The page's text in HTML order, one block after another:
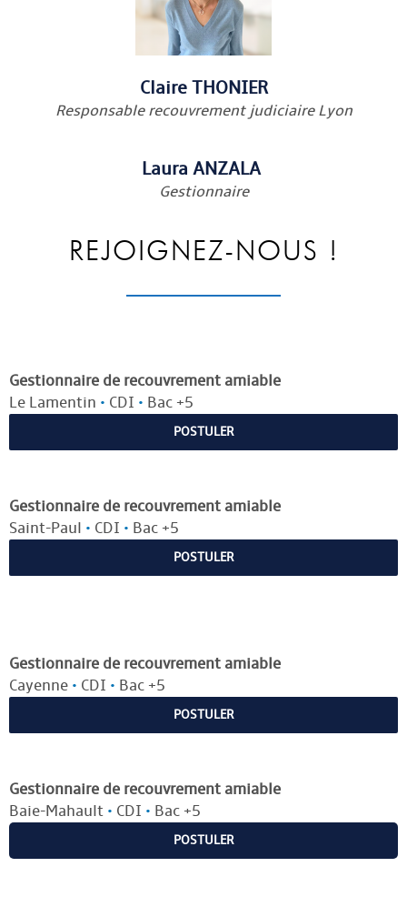
Claire THONIER
Responsable recouvrement judiciaire Lyon
Laura ANZALA
Gestionnaire
REJOIGNEZ-NOUS !
Gestionnaire de recouvrement amiable
Le Lamentin • CDI • Bac +5
POSTULER
Gestionnaire de recouvrement amiable
Saint-Paul • CDI • Bac +5
POSTULER
Gestionnaire de recouvrement amiable
Cayenne • CDI • Bac +5
POSTULER
Gestionnaire de recouvrement amiable
Baie-Mahault • CDI • Bac +5
POSTULER